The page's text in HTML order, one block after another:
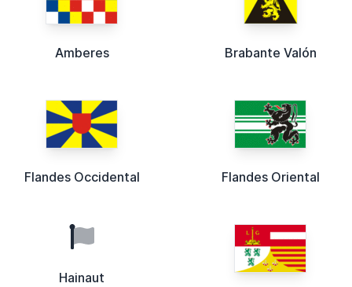
Amberes Brabante Valón
Flandes Occidental Flandes Oriental
Hainaut